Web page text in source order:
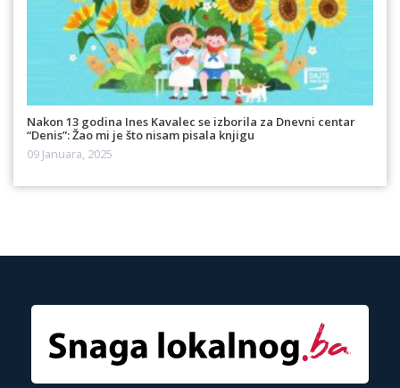
Nakon 13 godina Ines Kavalec se izborila za Dnevni centar
“Denis”: Žao mi je što nisam pisala knjigu
09 Januara, 2025